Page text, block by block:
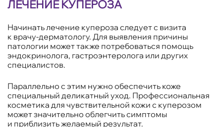
ЛЕЧЕНИЕ КУПЕРОЗА
Начинать лечение купероза следует с визита
к врачу-дерматологу. Для выявления причины
патологии может также потребоваться помощь
эндокринолога, гастроэнтеролога или других
специалистов.
Параллельно с этим нужно обеспечить коже
специальный деликатный уход. Профессиональная
косметика для чувствительной кожи с куперозом
может значительно облегчить симптомы
и приблизить желаемый результат.